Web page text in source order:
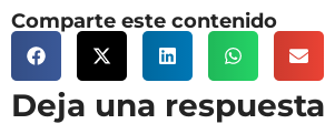
Comparte este contenido
Deja una respuesta